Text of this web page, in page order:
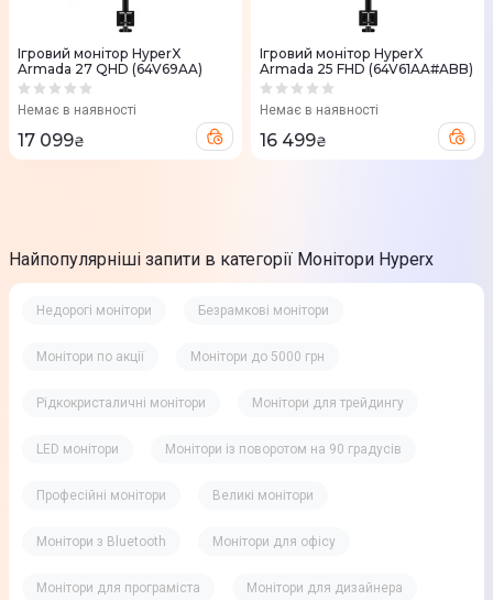
Ігровий монітор HyperX
Armada 27 QHD (64V69AA)
Немає в наявності
17 099₴
Ігровий монітор HyperX
Armada 25 FHD (64V61AA#ABB)
Немає в наявності
16 499₴
Найпопулярніші запити в категорії Монітори Hyperx
Недорогі монітори Безрамкові монітори
Монітори по акції Монітори до 5000 грн
Рідкокристаличні монітори Монітори для трейдингу
LED монітори Монітори із поворотом на 90 градусів
Професійні монітори Великі монітори
Монітори з Bluetooth Монітори для офісу
Монітори для програміста Монітори для дизайнера